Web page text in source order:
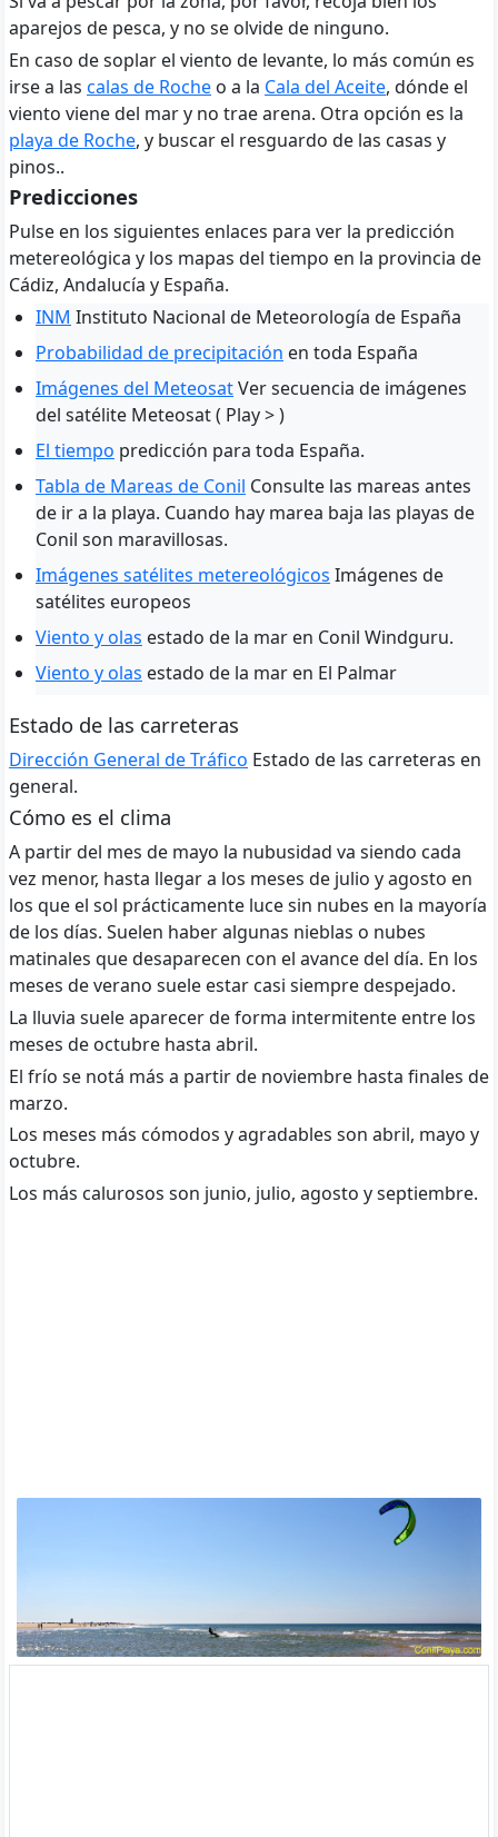
aparejos de pesca, y no se olvide de ninguno.
En caso de soplar el viento de levante, lo más común es
irse a las calas de Roche o a la Cala del Aceite, dónde el
viento viene del mar y no trae arena. Otra opción es la
playa de Roche, y buscar el resguardo de las casas y
pinos..
Predicciones
Pulse en los siguientes enlaces para ver la predicción
metereológica y los mapas del tiempo en la provincia de
Cádiz, Andalucía y España.
INM Instituto Nacional de Meteorología de España
Probabilidad de precipitación en toda España
Imágenes del MeteosatVer secuencia de imágenes
del satélite Meteosat ( Play > )
El tiempo predicción para toda España.
Tabla de Mareas de Conil Consulte las mareas antes
de ir a la playa. Cuando hay marea baja las playas de
Conil son maravillosas.
Imágenes satélites metereológicos Imágenes de
satélites europeos
Viento y olas estado de la mar en Conil Windguru.
Viento y olas estado de la mar en El Palmar
Estado de las carreteras
Dirección General de Tráfico Estado de las carreteras en
general.
Cómo es el clima
A partir del mes de mayo la nubusidad va siendo cada
vez menor, hasta llegar a los meses de julio y agosto en
los que el sol prácticamente luce sin nubes en la mayoría
de los días. Suelen haber algunas nieblas o nubes
matinales que desaparecen con el avance del día. En los
meses de verano suele estar casi siempre despejado.
La lluvia suele aparecer de forma intermitente entre los
meses de octubre hasta abril.
El frío se notá más a partir de noviembre hasta finales de
marzo.
Los meses más cómodos y agradables son abril, mayo y
octubre.
Los más calurosos son junio, julio, agosto y septiembre.